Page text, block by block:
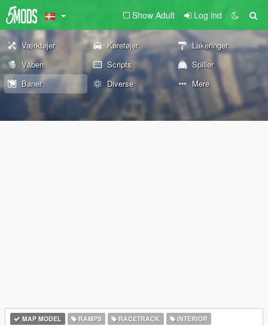
Show Adult Log ind
Værktøjer Køretøjer
Lakeringer
Våben
Scripts
Spiller
Baner
Diverse Mere
MAP MODEL RAMPS RACETRACK
INTERIOR